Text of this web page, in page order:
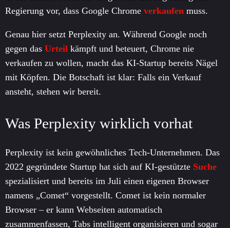
Regierung vor, dass Google Chrome verkaufen muss.
Genau hier setzt Perplexity an. Während Google noch
gegen das Urteil kämpft und beteuert, Chrome nie
verkaufen zu wollen, macht das KI-Startup bereits Nägel
mit Köpfen. Die Botschaft ist klar: Falls ein Verkauf
ansteht, stehen wir bereit.
Was Perplexity wirklich vorhat
Perplexity ist kein gewöhnliches Tech-Unternehmen. Das
2022 gegründete Startup hat sich auf KI-gestützte Suche
spezialisiert und bereits im Juli einen eigenen Browser
namens „Comet“ vorgestellt. Comet ist kein normaler
Browser – er kann Webseiten automatisch
zusammenfassen, Tabs intelligent organisieren und sogar